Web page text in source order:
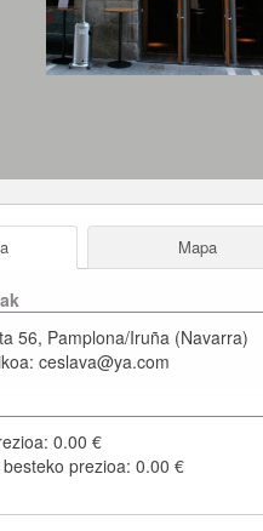
Mapa
56, Pamplona/Iruña (Navarra)
ceslava@ya.com
0.00 €
prezioa: 0.00 €